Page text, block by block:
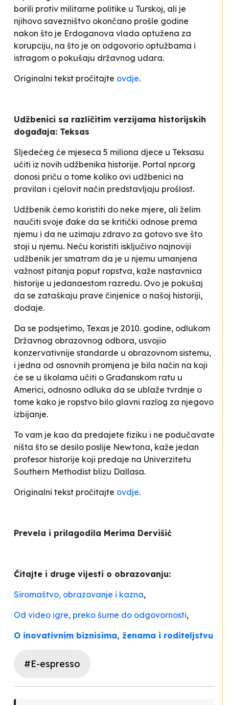
borili protiv militarne politike u Turskoj, ali je
njihovo savezništvo okončano prošle godine
nakon što je Erdoganova vlada optužena za
korupciju, na što je on odgovorio optužbama i
istragom o pokušaju državnog udara.
Originalni tekst pročitajte ovdje.
Udžbenici sa različitim verzijama historijskih
događaja: Teksas
Sljedećeg će mjeseca 5 miliona djece u Teksasu
učiti iz novih udžbenika historije. Portal npr.org
donosi priču o tome koliko ovi udžbenici na
pravilan i cjelovit način predstavljaju prošlost.
Udžbenik ćemo koristiti do neke mjere, ali želim
naučiti svoje đake da se kritički odnose prema
njemu i da ne uzimaju zdravo za gotovo sve što
stoji u njemu. Neću koristiti isključivo najnoviji
udžbenik jer smatram da je u njemu umanjena
važnost pitanja poput ropstva, kaže nastavnica
historije u jedanaestom razredu. Ovo je pokušaj
da se zataškaju prave činjenice o našoj historiji,
dodaje.
Da se podsjetimo, Texas je 2010. godine, odlukom
Državnog obrazovnog odbora, usvojio
konzervativnije standarde u obrazovnom sistemu,
i jedna od osnovnih promjena je bila način na koji
će se u školama učiti o Građanskom ratu u
Americi, odnosno odluka da se ublaže tvrdnje o
tome kako je ropstvo bilo glavni razlog za njegovo
izbijanje.
To vam je kao da predajete fiziku i ne podučavate
ništa što se desilo poslije Newtona, kaže jedan
profesor historije koji predaje na Univerzitetu
Southern Methodist blizu Dallasa.
Originalni tekst pročitajte ovdje.
Prevela i prilagodila Merima Dervišić
Čitajte i druge vijesti o obrazovanju:
Siromaštvo, obrazovanje i kazna,
Od video igre, preko šume do odgovornosti,
O inovativnim biznisima, ženama i roditeljstvu
#E-espresso